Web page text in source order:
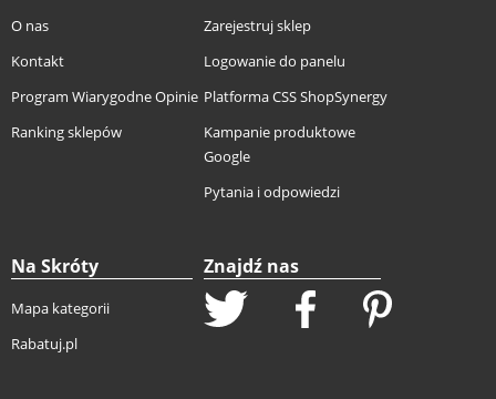
O nas
Kontakt
Program Wiarygodne Opinie
Ranking sklepów
Zarejestruj sklep
Logowanie do panelu
Platforma CSS ShopSynergy
Kampanie produktowe
Google
Pytania i odpowiedzi
Na Skróty
Mapa kategorii
Rabatuj.pl
Znajdź nas